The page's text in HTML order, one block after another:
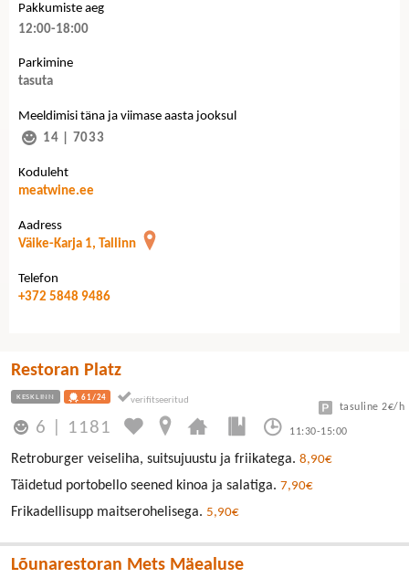
Pakkumiste aeg
12:00-18:00
Parkimine
tasuta
Meeldimisi täna ja viimase aasta jooksul
14
7033
Koduleht
meatwine.ee
Aadress
Väike-Karja 1, Tallinn
Telefon
+372 5848 9486
Restoran Platz
KESKLINN 61/24
6 1181 11:30-15:00
tasuline 2€/h
Retroburger veiseliha, suitsujuustu ja friikatega. 8,90€
Täidetud portobello seened kinoa ja salatiga. 7,90€
Frikadellisupp maitserohelisega. 5,90€
Lõunarestoran Mets Mäealuse